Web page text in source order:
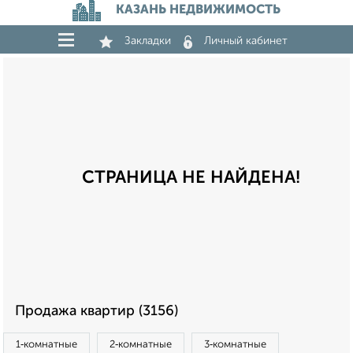
КАЗАНЬ НЕДВИЖИМОСТЬ
Закладки Личный кабинет
СТРАНИЦА НЕ НАЙДЕНА!
Продажа квартир (3156)
1‑комнатные 2‑комнатные 3‑комнатные